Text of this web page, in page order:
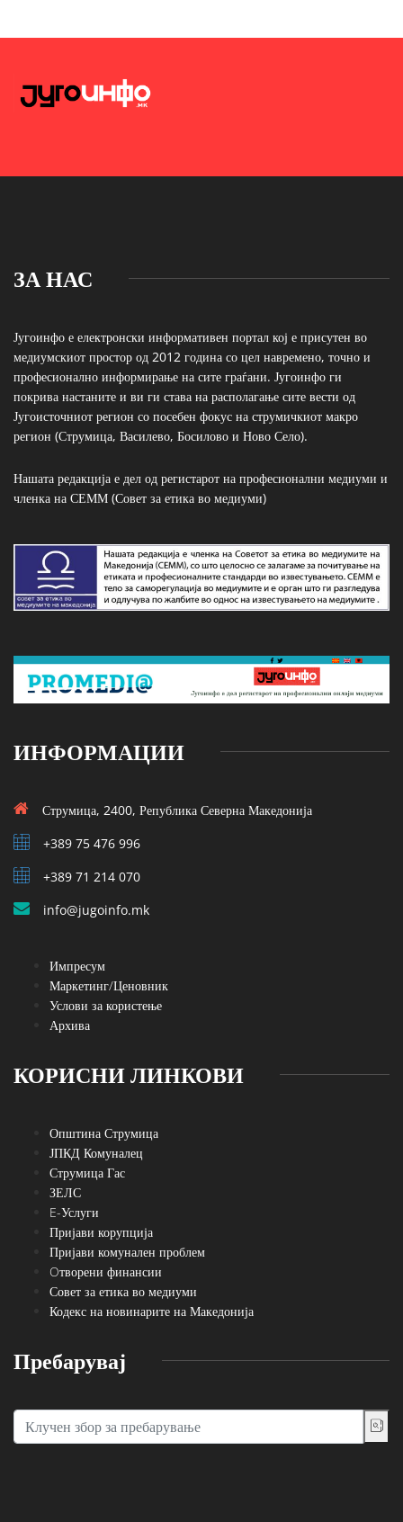
ЗА НАС
Југоинфо е електронски информативен портал кој е присутен во
медиумскиот простор од 2012 година со цел навремено, точно и
професионално информирање на сите граѓани. Југоинфо ги
покрива настаните и ви ги става на располагање сите вести од
Југоисточниот регион со посебен фокус на струмичкиот макро
регион (Струмица, Василево, Босилово и Ново Село).
Нашата редакција е дел од регистарот на професионални медиуми и
членка на СЕММ (Совет за етика во медиуми)
ИНФОРМАЦИИ
Струмица, 2400, Република Северна Македонија
+389 75 476 996
+389 71 214 070
info@jugoinfo.mk
Импресум
Маркетинг/Ценовник
Услови за користење
Архива
КОРИСНИ ЛИНКОВИ
Општина Струмица
ЈПКД Комуналец
Струмица Гас
ЗЕЛС
E-Услуги
Пријави корупција
Пријави комунален проблем
Oтворени финансии
Совет за етика во медиуми
Кодекс на новинарите на Македонија
Пребарувај